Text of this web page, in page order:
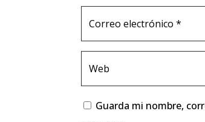
Guarda mi nombre,